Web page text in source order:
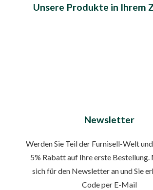
Unsere Produkte in Ihrem
Newsletter
Werden Sie Teil der Furnisell-Welt
5% Rabatt auf Ihre erste Bestellung.
sich für den Newsletter an und Sie
Code per E-Mail